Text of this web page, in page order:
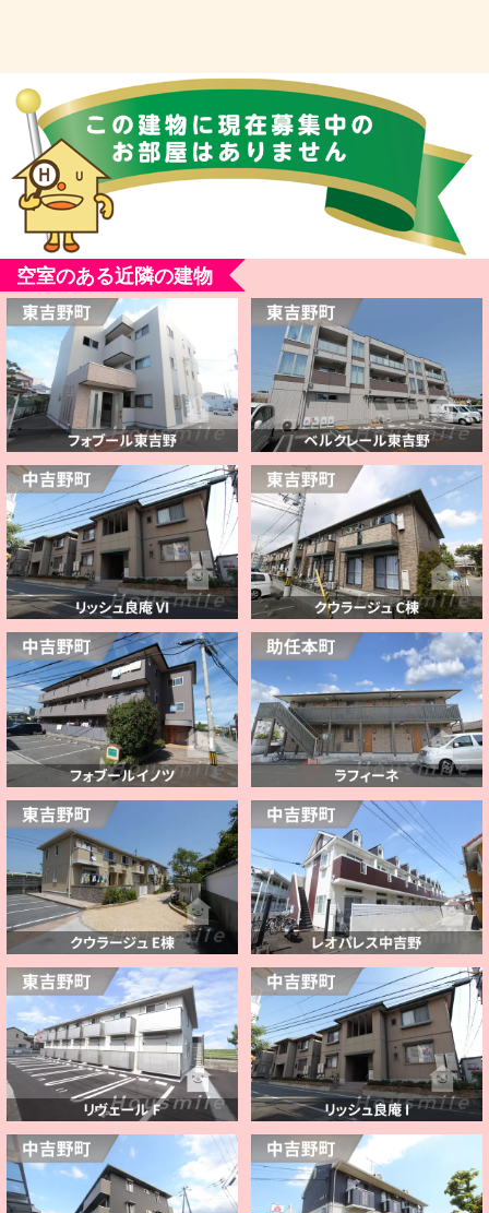
空室のある近隣の建物